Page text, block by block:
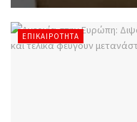
ΕΠΙΚΑΙΡΌΤΗΤΑ